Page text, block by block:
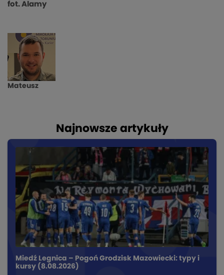
fot. Alamy
Mateusz
Najnowsze artykuły
Miedź Legnica – Pogoń Grodzisk Mazowiecki: typy i
kursy (8.08.2026)